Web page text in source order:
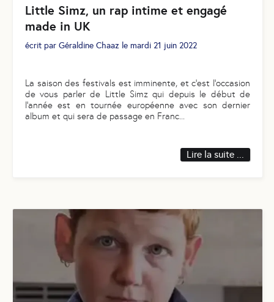
Little Simz, un rap intime et engagé
made in UK
écrit par Géraldine Chaaz le mardi 21 juin 2022
La saison des festivals est imminente, et c’est l’occasion
de vous parler de Little Simz qui depuis le début de
l'année est en tournée européenne avec son dernier
album et qui sera de passage en Franc
Lire la suite ...